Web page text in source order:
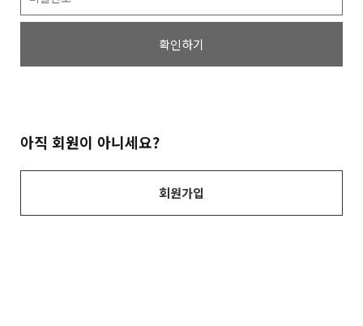
확인하기
아직 회원이 아니세요?
회원가입